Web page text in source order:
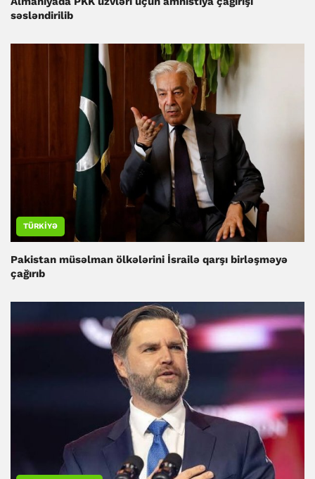
səsləndirilib
TÜRKIYƏ
Pakistan müsəlman ölkələrini İsrailə qarşı birləşməyə
çağırıb